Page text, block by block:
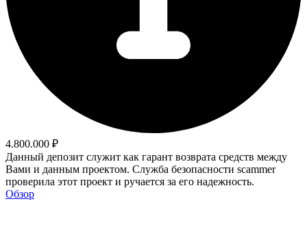
4.800.000 ₽
Данный депозит служит как гарант возврата средств между
Вами и данным проектом. Служба безопасности scammer
проверила этот проект и ручается за его надежность.
Обзор